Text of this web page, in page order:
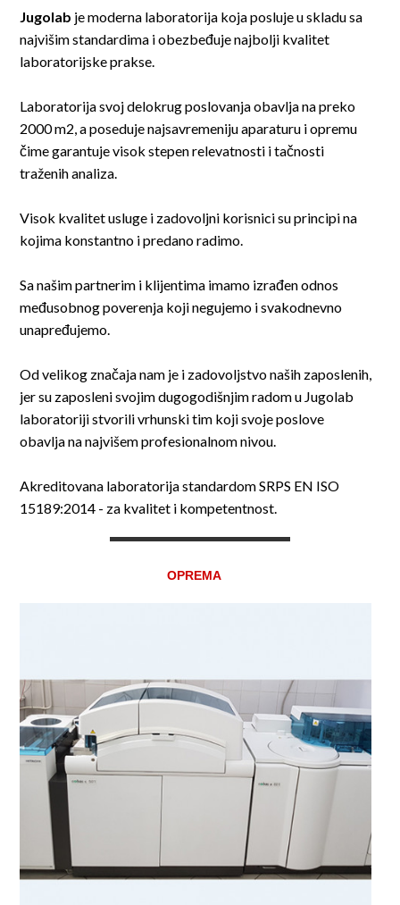
Jugolab je moderna laboratorija koja posluje u skladu sa
najvišim standardima i obezbeđuje najbolji kvalitet
laboratorijske prakse.
Laboratorija svoj delokrug poslovanja obavlja na preko
2000 m2, a poseduje najsavremeniju aparaturu i opremu
čime garantuje visok stepen relevatnosti i tačnosti
traženih analiza.
Visok kvalitet usluge i zadovoljni korisnici su principi na
kojima konstantno i predano radimo.
Sa našim partnerim i klijentima imamo izrađen odnos
međusobnog poverenja koji negujemo i svakodnevno
unapređujemo.
Od velikog značaja nam je i zadovoljstvo naših zaposlenih,
jer su zaposleni svojim dugogodišnjim radom u Jugolab
laboratoriji stvorili vrhunski tim koji svoje poslove
obavlja na najvišem profesionalnom nivou.
Akreditovana laboratorija standardom SRPS EN ISO
15189:2014 - za kvalitet i kompetentnost.
OPREMA